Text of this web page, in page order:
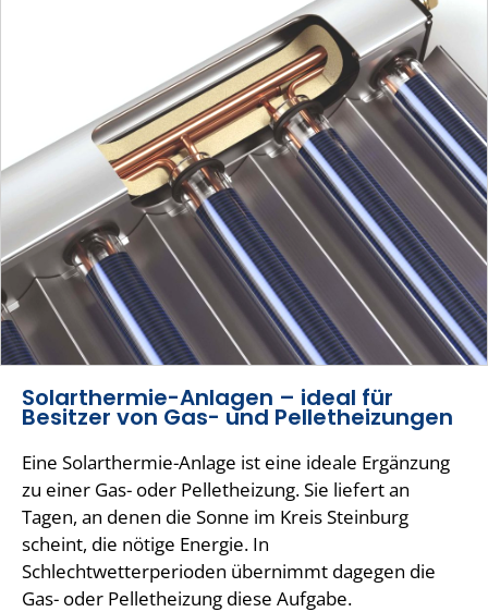
Solarthermie-Anlagen – ideal für
Besitzer von Gas- und Pelletheizungen
Eine Solarthermie-Anlage ist eine ideale Ergänzung
zu einer Gas- oder Pelletheizung. Sie liefert an
Tagen, an denen die Sonne im Kreis Steinburg
scheint, die nötige Energie. In
Schlechtwetterperioden übernimmt dagegen die
Gas- oder Pelletheizung diese Aufgabe.